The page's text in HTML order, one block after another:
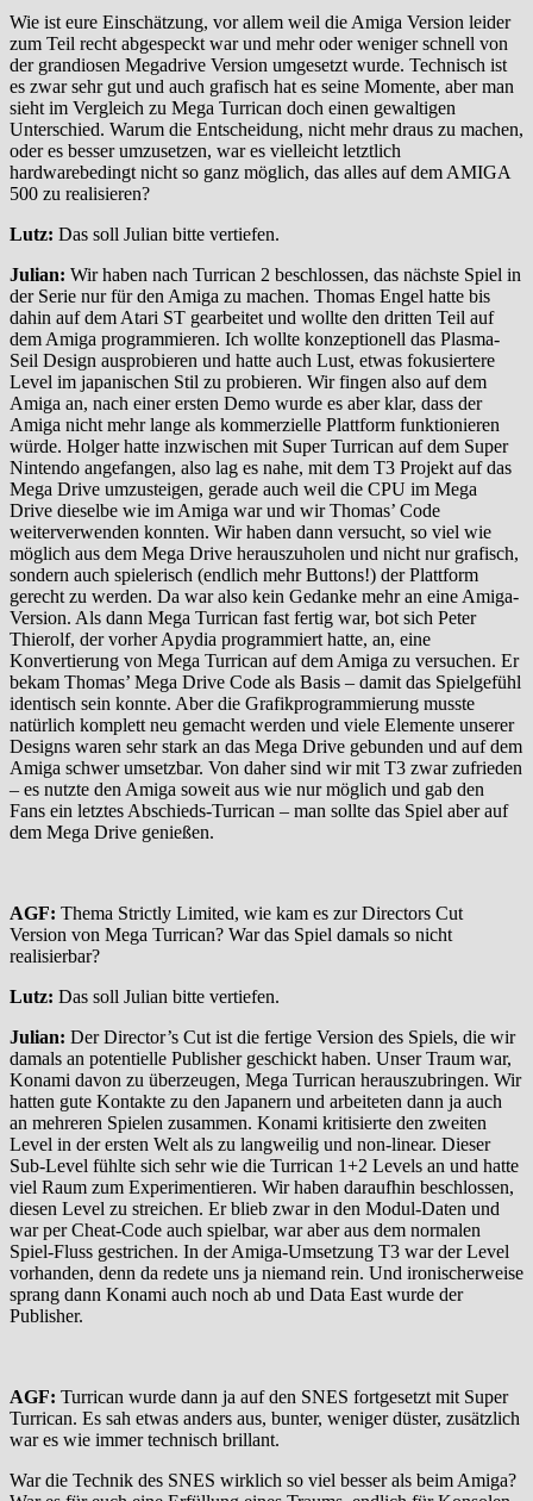
Wie ist eure Einschätzung, vor allem weil die Amiga Version leider
zum Teil recht abgespeckt war und mehr oder weniger schnell von
der grandiosen Megadrive Version umgesetzt wurde. Technisch ist
es zwar sehr gut und auch grafisch hat es seine Momente, aber man
sieht im Vergleich zu Mega Turrican doch einen gewaltigen
Unterschied. Warum die Entscheidung, nicht mehr draus zu machen,
oder es besser umzusetzen, war es vielleicht letztlich
hardwarebedingt nicht so ganz möglich, das alles auf dem AMIGA
500 zu realisieren?
Lutz: Das soll Julian bitte vertiefen.
Julian: Wir haben nach Turrican 2 beschlossen, das nächste Spiel in
der Serie nur für den Amiga zu machen. Thomas Engel hatte bis
dahin auf dem Atari ST gearbeitet und wollte den dritten Teil auf
dem Amiga programmieren. Ich wollte konzeptionell das Plasma-
Seil Design ausprobieren und hatte auch Lust, etwas fokusiertere
Level im japanischen Stil zu probieren. Wir fingen also auf dem
Amiga an, nach einer ersten Demo wurde es aber klar, dass der
Amiga nicht mehr lange als kommerzielle Plattform funktionieren
würde. Holger hatte inzwischen mit Super Turrican auf dem Super
Nintendo angefangen, also lag es nahe, mit dem T3 Projekt auf das
Mega Drive umzusteigen, gerade auch weil die CPU im Mega
Drive dieselbe wie im Amiga war und wir Thomas’ Code
weiterverwenden konnten. Wir haben dann versucht, so viel wie
möglich aus dem Mega Drive herauszuholen und nicht nur grafisch,
sondern auch spielerisch (endlich mehr Buttons!) der Plattform
gerecht zu werden. Da war also kein Gedanke mehr an eine Amiga-
Version. Als dann Mega Turrican fast fertig war, bot sich Peter
Thierolf, der vorher Apydia programmiert hatte, an, eine
Konvertierung von Mega Turrican auf dem Amiga zu versuchen. Er
bekam Thomas’ Mega Drive Code als Basis – damit das Spielgefühl
identisch sein konnte. Aber die Grafikprogrammierung musste
natürlich komplett neu gemacht werden und viele Elemente unserer
Designs waren sehr stark an das Mega Drive gebunden und auf dem
Amiga schwer umsetzbar. Von daher sind wir mit T3 zwar zufrieden
– es nutzte den Amiga soweit aus wie nur möglich und gab den
Fans ein letztes Abschieds-Turrican – man sollte das Spiel aber auf
dem Mega Drive genießen.
AGF: Thema Strictly Limited, wie kam es zur Directors Cut
Version von Mega Turrican? War das Spiel damals so nicht
realisierbar?
Lutz: Das soll Julian bitte vertiefen.
Julian: Der Director’s Cut ist die fertige Version des Spiels, die wir
damals an potentielle Publisher geschickt haben. Unser Traum war,
Konami davon zu überzeugen, Mega Turrican herauszubringen. Wir
hatten gute Kontakte zu den Japanern und arbeiteten dann ja auch
an mehreren Spielen zusammen. Konami kritisierte den zweiten
Level in der ersten Welt als zu langweilig und non-linear. Dieser
Sub-Level fühlte sich sehr wie die Turrican 1+2 Levels an und hatte
viel Raum zum Experimentieren. Wir haben daraufhin beschlossen,
diesen Level zu streichen. Er blieb zwar in den Modul-Daten und
war per Cheat-Code auch spielbar, war aber aus dem normalen
Spiel-Fluss gestrichen. In der Amiga-Umsetzung T3 war der Level
vorhanden, denn da redete uns ja niemand rein. Und ironischerweise
sprang dann Konami auch noch ab und Data East wurde der
Publisher.
AGF: Turrican wurde dann ja auf den SNES fortgesetzt mit Super
Turrican. Es sah etwas anders aus, bunter, weniger düster, zusätzlich
war es wie immer technisch brillant.
War die Technik des SNES wirklich so viel besser als beim Amiga?